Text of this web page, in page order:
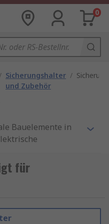
0
Sicherungshalter
und Zubehör
/
Bauelemente in
Ob im
in industriellen
sorgen für eine
Besonders
für